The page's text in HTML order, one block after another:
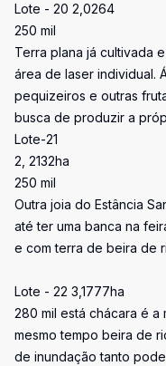
Lote - 20 2,0264
250 mil
Terra plana já cultivada
área de laser individual.
pequizeiros e outras
busca de produzir a
Lote-21
2, 2132ha
250 mil
Outra joia do Estância
até ter uma banca na
e com terra de beira de
Lote - 22 3,1777ha
280 mil está chácara é a
mesmo tempo beira de
de inundação tanto